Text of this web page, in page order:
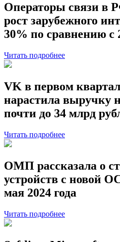
Операторы связи в
рост зарубежного
30% по сравнению с
Читать подробнее
VK в первом
нарастила выручку
почти до 34 млрд
Читать подробнее
ОМП рассказала о
устройств с новой
мая 2024 года
Читать подробнее